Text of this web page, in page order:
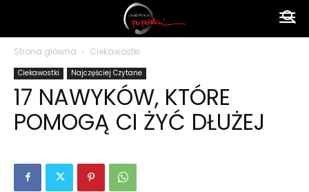
Strona główna Ciekawostki
Ciekawostki Najczęściej Czytane
17 NAWYKÓW, KTÓRE
POMOGĄ CI ŻYĆ DŁUŻEJ